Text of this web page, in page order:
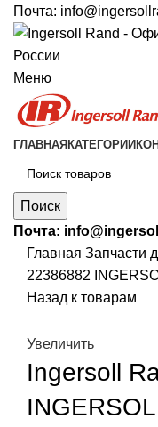
Почта:
Меню
ГЛАВНАЯ КАТЕГОРИИ
Поиск
Почта:
Главная Запчасти
22386882
Назад к товарам
Увеличить
Ingersoll